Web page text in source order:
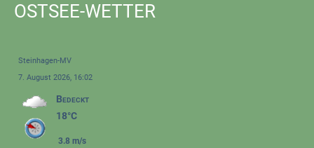
OSTSEE-WETTER
Steinhagen-MV
7. August 2026, 16:02
Bedeckt
18°C
3.8 m/s